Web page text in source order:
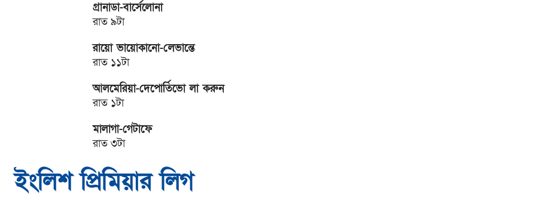
গ্রানাডা-বার্সেলোনা
রাত ৯টা
রায়ো ভায়োকানো-লেভান্তে
রাত ১১টা
আলমেরিয়া-দেপোর্তিভো লা করুন
রাত ১টা
মালাগা-গেটাফে
রাত ৩টা
ইংলিশ প্রিমিয়ার লিগ